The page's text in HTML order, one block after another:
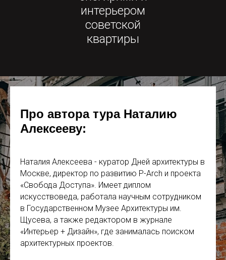
интерьером
советской
квартиры
Про автора тура Наталию
Алексееву:
Наталия Алексеева - куратор Дней архитектуры в
Москве, директор по развитию P-Arch и проекта
«Свобода Доступа». Имеет диплом
искусствоведа, работала научным сотрудником
в Государственном Музее Архитектуры им.
Щусева, а также редактором в журнале
«Интерьер + Дизайн», где занималась поиском
архитектурных проектов.